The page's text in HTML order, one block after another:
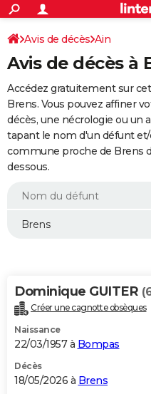
ACTUALITÉS
Politique
Société
Faits Divers
Education
Monde
Villes
+
SPORT
Coupe du monde 2026
Football
Tennis
Cyclisme
Rugby
Forum
Programme TV
TNT
Streaming
Cinéma
Sorties cinéma
Musique
+
FINANCE
Retraite
Epargne
Immobilier
Risques naturels par ville
Assurance
AUTO
Essais
Réserver un essai
Citadines
Berlines
SUV
Forum auto
+
HIGH-TECH
BRICOLAGE
WEEK-END
Alimentation
Guide de la santé
Maladies
Médicaments
Sommeil
VOYAGE
Destinations
City break
Voyage nature
Voyage de noces
Forum
Climat
+PHOTO
GUIDES D'ACHAT
Avis de décès Ain
Avis de décès à
Accédez gratuitement sur
Brens. Vous pouvez affiner
décès, une nécrologie ou un
tapant le nom d'un défunt
commune proche de Brens
dessous.
Dominique GUITER
Créer une cagnotte obsèques
Naissance
22/03/1957 à Bompas
Décès
18/05/2026 à Brens